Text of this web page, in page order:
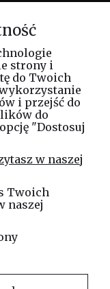
188
44
strony i
do Twoich
i przejść do
do
"Dostosuj
w naszej
Twoich
naszej